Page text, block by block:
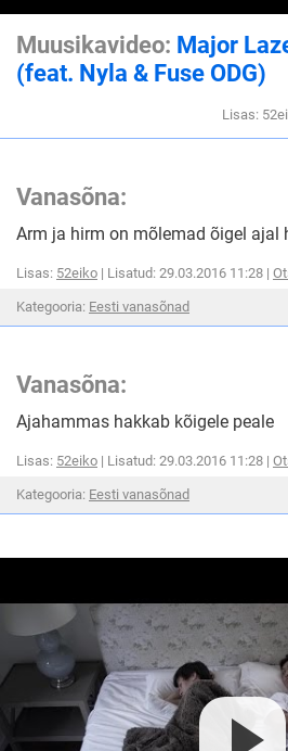
Muusikavideo: Major
(feat. Nyla & Fuse ODG)
Lisas:
Vanasõna:
Arm ja hirm on mõlemad õigel ajal
Lisas: 52eiko | Lisatud: 29.03.2016 11:28 |
Kategooria: Eesti vanasõnad
Vanasõna:
Ajahammas hakkab kõigele peale
Lisas: 52eiko | Lisatud: 29.03.2016 11:28 |
Kategooria: Eesti vanasõnad